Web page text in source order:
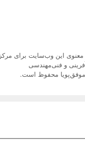
این وب‌سایت برای مرکز
و فنی‌مهندسی
محفوظ است.